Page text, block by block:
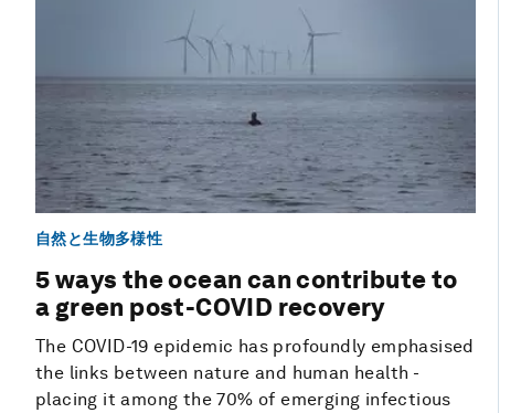
自然と生物多様性
5 ways the ocean can contribute to
a green post-COVID recovery
The COVID-19 epidemic has profoundly emphasised
the links between nature and human health -
placing it among the 70% of emerging infectious